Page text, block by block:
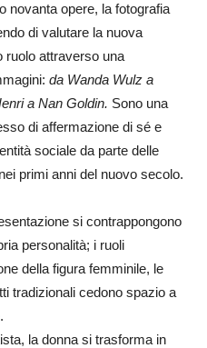
novanta opere, la fotografia
di valutare la nuova
ruolo attraverso una
da Wanda Wulz a
a Nan Goldin. Sono una
di affermazione di sé e
sociale da parte delle
primi anni del nuovo secolo.
si contrappongono
personalità; i ruoli
della figura femminile, le
tradizionali cedono spazio a
la donna si trasforma in